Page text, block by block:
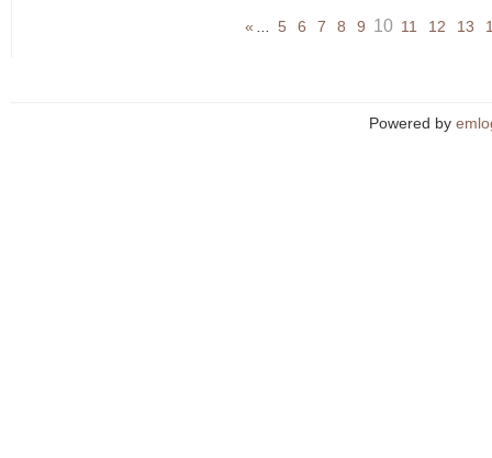
« 5 6 7 8 9 10 11 12 13
Powered by